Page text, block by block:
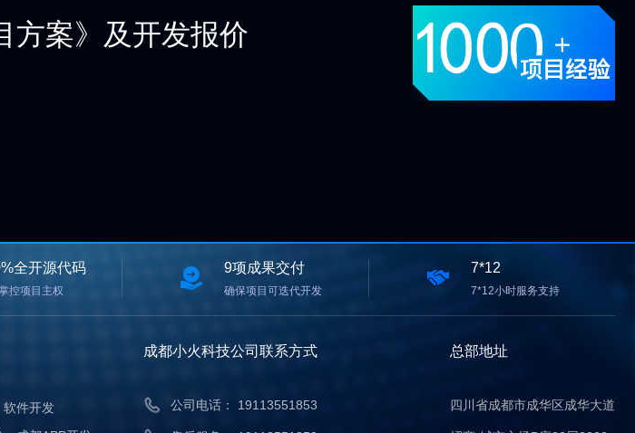
方案》及开发报价
全开源代码
控项目主权
9项成果交付
确保项目可迭代开发
7*12
7*12小时服务支持
软件开发
成都小火科技公司联系方式
公司电话： 19113551853
总部地址
四川省成都市成华区成华大道